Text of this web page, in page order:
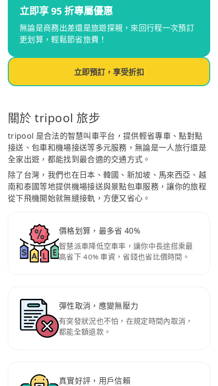
立即享 95 折專屬優惠
無論是商務出差還是旅遊探親，來回行程一次預訂
更划算，輕鬆節省旅費！
立即預訂，享受折扣
關於 tripool 旅步
tripool 是合法的智慧叫車平台，提供輕省專車、點對點
接送、包車和機場接送等多元服務，無論是一人旅行還是
全家出遊，都能找到最合適的交通方式。
除了台灣，我們也在日本、韓國、新加坡、馬來西亞、越
南和泰國等地提供機場接送與景點包車服務，讓你的旅程
從下飛機開始就無縫接軌，方便又省心。
價格划算，最多省 40%
智慧派車降低空車率，讓你中長途搭乘最
高省下 40% 車資，省錢也省比價時間。
彈性取消，應變無壓力
有突發狀況也不怕，在規定時間內取消，
都能全額退款。
真實好評，用戶信賴